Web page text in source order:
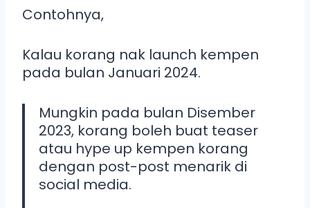
Contohnya,
Kalau korang nak launch kempen
pada bulan Januari 2024.
Mungkin pada bulan Disember
2023, korang boleh buat teaser
atau hype up kempen korang
dengan post-post menarik di
social media.